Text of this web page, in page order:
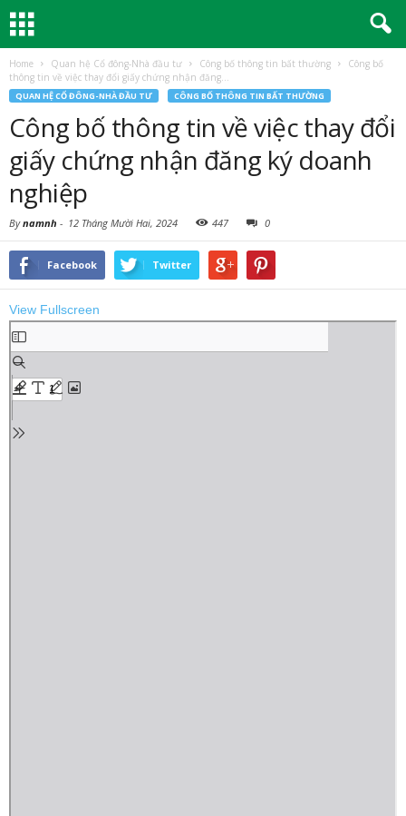
Home Quan hệ Cổ đông-Nhà đầu tư Công bố thông tin bất thường
Công bố
thông tin về việc thay đổi giấy chứng nhận đăng...
QUAN HỆ CỔ ĐÔNG-NHÀ ĐẦU TƯ CÔNG BỐ THÔNG TIN BẤT THƯỜNG
Công bố thông tin về việc thay đổi
giấy chứng nhận đăng ký doanh
nghiệp
Bynamnh - 12 Tháng Mười Hai, 2024 447 0
Facebook Twitter
View Fullscreen